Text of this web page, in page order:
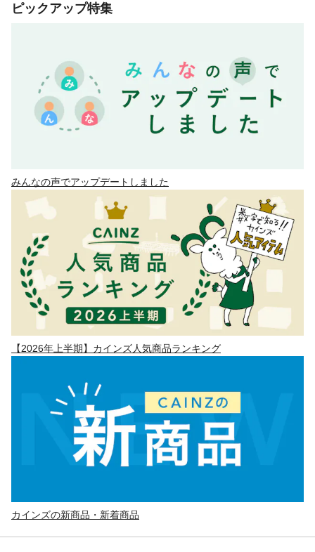
ピックアップ特集
みんなの声でアップデートしました
【2026年上半期】カインズ人気商品ランキング
カインズの新商品・新着商品